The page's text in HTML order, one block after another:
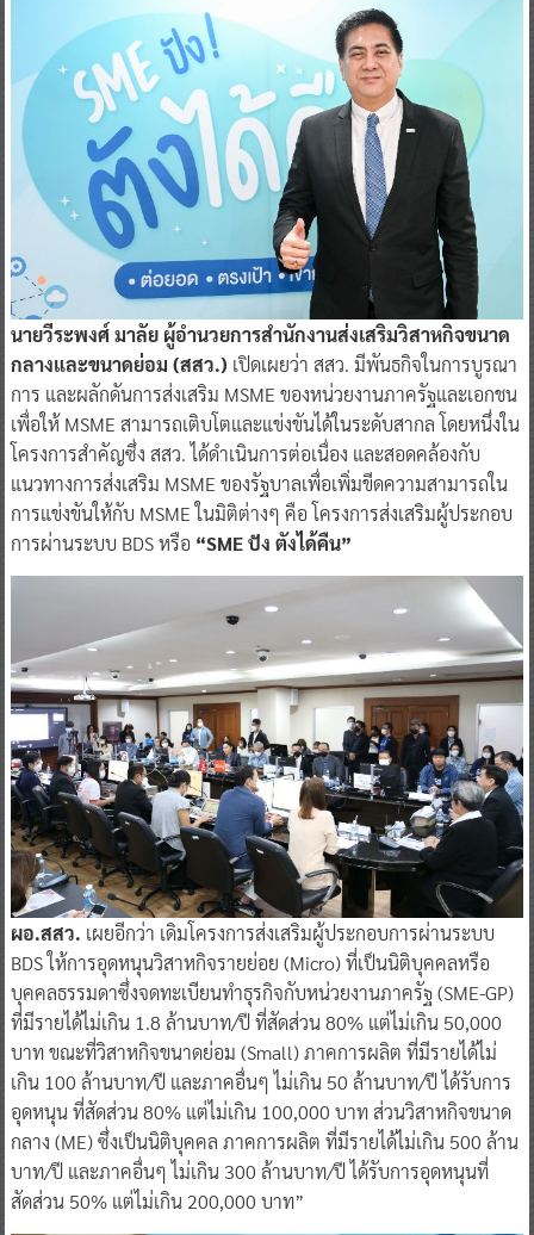
นายวีระพงศ์ มาลัย ผู้อำนวยการสำนักงานส่งเสริมวิสาหกิจขนาด
กลางและขนาดย่อม (สสว.) เปิดเผยว่า สสว. มีพันธกิจในการบูรณา
การ และผลักดันการส่งเสริม MSME ของหน่วยงานภาครัฐและเอกชน
เพื่อให้ MSME สามารถเติบโตและแข่งขันได้ในระดับสากล โดยหนึ่งใน
โครงการสำคัญซึ่ง สสว. ได้ดำเนินการต่อเนื่อง และสอดคล้องกับ
แนวทางการส่งเสริม MSME ของรัฐบาลเพื่อเพิ่มขีดความสามารถใน
การแข่งขันให้กับ MSME ในมิติต่างๆ คือ โครงการส่งเสริมผู้ประกอบ
การผ่านระบบ BDS หรือ “SME ปัง ตังได้คืน”
ผอ.สสว. เผยอีกว่า เดิมโครงการส่งเสริมผู้ประกอบการผ่านระบบ
BDS ให้การอุดหนุนวิสาหกิจรายย่อย (Micro) ที่เป็นนิติบุคคลหรือ
บุคคลธรรมดาซึ่งจดทะเบียนทำธุรกิจกับหน่วยงานภาครัฐ (SME-GP)
ที่มีรายได้ไม่เกิน 1.8 ล้านบาท/ปี ที่สัดส่วน 80% แต่ไม่เกิน 50,000
บาท ขณะที่วิสาหกิจขนาดย่อม (Small) ภาคการผลิต ที่มีรายได้ไม่
เกิน 100 ล้านบาท/ปี และภาคอื่นๆ ไม่เกิน 50 ล้านบาท/ปี ได้รับการ
อุดหนุน ที่สัดส่วน 80% แต่ไม่เกิน 100,000 บาท ส่วนวิสาหกิจขนาด
กลาง (ME) ซึ่งเป็นนิติบุคคล ภาคการผลิต ที่มีรายได้ไม่เกิน 500 ล้าน
บาท/ปี และภาคอื่นๆ ไม่เกิน 300 ล้านบาท/ปี ได้รับการอุดหนุนที่
สัดส่วน 50% แต่ไม่เกิน 200,000 บาท”